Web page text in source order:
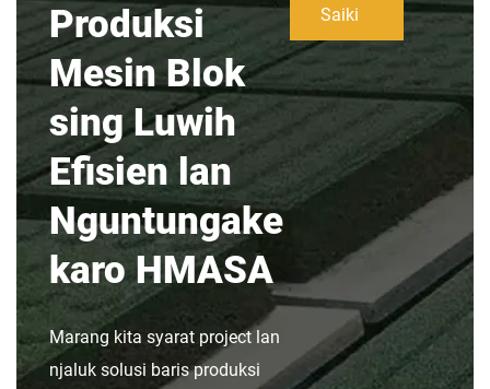
Produksi
Mesin Blok
sing Luwih
Efisien lan
Nguntungake
karo HMASA
Marang kita syarat project lan
njaluk solusi baris produksi
Saiki